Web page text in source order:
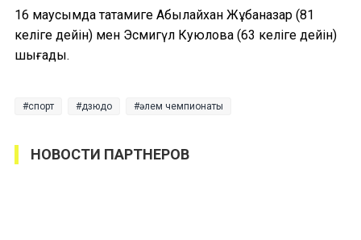
16 маусымда татамиге Абылайхан Жұбаназар (81
келіге дейін) мен Эсмигүл Куюлова (63 келіге дейін)
шығады.
спорт дзюдо әлем чемпионаты
НОВОСТИ ПАРТНЕРОВ